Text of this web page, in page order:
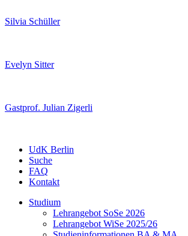
Silvia Schüller
Evelyn Sitter
Gastprof. Julian Zigerli
UdK Berlin
Suche
FAQ
Kontakt
Studium
Lehrangebot SoSe 2026
Lehrangebot WiSe 2025/26